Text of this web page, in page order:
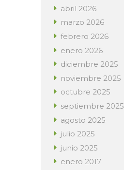
abril 2026
marzo 2026
febrero 2026
enero 2026
diciembre 2025
noviembre 2025
octubre 2025
septiembre 2025
agosto 2025
julio 2025
junio 2025
enero 2017